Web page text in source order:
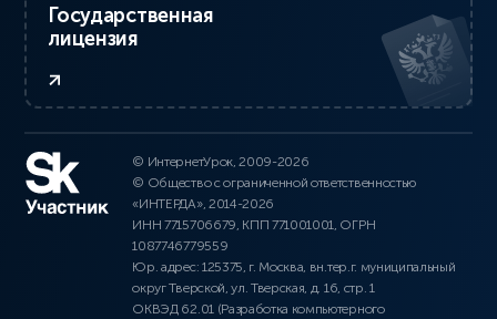
Государственная
лицензия
© ИнтернетУрок, 2009-2026
© Общество с ограниченной ответственностью
«ИНТЕРДА», 2014-2026
ИНН 7715706679, КПП 771001001, ОГРН
1087746779559
Юр. адрес: 125375, г. Москва, вн.тер.г. муниципальный
округ Тверской, ул. Тверская, д. 16, стр. 1
ОКВЭД 62.01 (Разработка компьютерного